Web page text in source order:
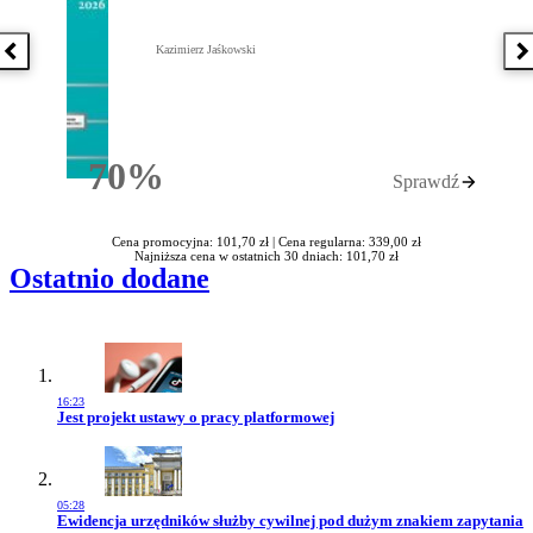
Poprzednia książka
70%Rabatu
Kazimierz Jaśkowski
Sprawdź
Cena promocyjna: 101,70 zł | Cena regularna: 339,00 zł
Najniższa cena w ostatnich 30 dniach: 101,70 zł
Ostatnio dodane
16:23
Przejdź do artykułu:
Jest projekt ustawy o pracy platformowej
05:28
Przejdź do artykułu:
Ewidencja urzędników służby cywilnej pod dużym znakiem zapytania